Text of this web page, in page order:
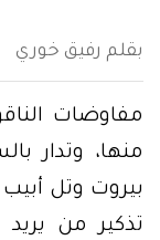
بقلم رفيق خوري
مفاوضات
منها، وتدار
بيروت وتل
تذكير من